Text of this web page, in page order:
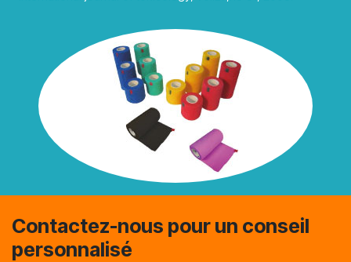
Contactez-nous pour un conseil
personnalisé